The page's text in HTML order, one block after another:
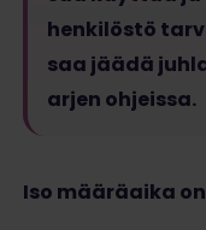
henkilöstö
saa jäädä
arjen ohjeissa.
Iso määräaika